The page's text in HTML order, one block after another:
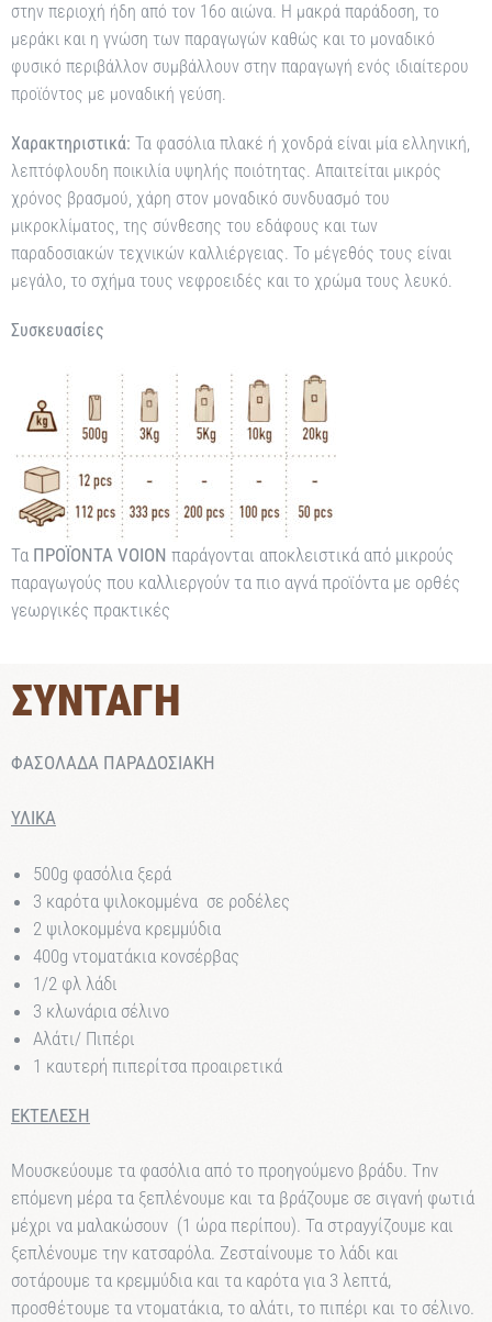
στην περιοχή ήδη από τον 16ο αιώνα. Η μακρά παράδοση, το
μεράκι και η γνώση των παραγωγών καθώς και το μοναδικό
φυσικό περιβάλλον συμβάλλουν στην παραγωγή ενός ιδιαίτερου
προϊόντος με μοναδική γεύση.
Χαρακτηριστικά: Τα φασόλια πλακέ ή χονδρά είναι μία ελληνική,
λεπτόφλουδη ποικιλία υψηλής ποιότητας. Απαιτείται μικρός
χρόνος βρασμού, χάρη στον μοναδικό συνδυασμό του
μικροκλίματος, της σύνθεσης του εδάφους και των
παραδοσιακών τεχνικών καλλιέργειας. Το μέγεθός τους είναι
μεγάλο, το σχήμα τους νεφροειδές και το χρώμα τους λευκό.
Συσκευασίες
Τα ΠΡΟΪΟΝΤΑ VOION παράγονται αποκλειστικά από μικρούς
παραγωγούς που καλλιεργούν τα πιο αγνά προϊόντα με ορθές
γεωργικές πρακτικές
ΣΥΝΤΑΓΗ
ΦΑΣΟΛΑΔΑ ΠΑΡΑΔΟΣΙΑΚΗ
ΥΛΙΚΑ
500g φασόλια ξερά
3 καρότα ψιλοκομμένα σε ροδέλες
2 ψιλοκομμένα κρεμμύδια
400g vτοματάκια κονσέρβας
1/2 φλ λάδι
3 κλωνάρια σέλινο
Αλάτι/ Πιπέρι
1 καυτερή πιπερίτσα προαιρετικά
ΕΚΤΕΛΕΣΗ
Μουσκεύουμε τα φασόλια από το προηγούμεvο βράδυ. Τnv
επόμενη μέρα τα ξεπλένουμε και τα βράζουμε σε σιγανή φωτιά
μέχρι να μαλακώσουν (1 ώρα περίπου). Τα στραyyίζουμε και
ξεπλένουμε την κατσαρόλα. Ζεσταίνουμε το λάδι και
σοτάρουμε τα κρεμμύδια και τα καρότα για 3 λεπτά,
προσθέτουμε τα vτοματάκια, το αλάτι, το πιπέρι και το σέλινο.